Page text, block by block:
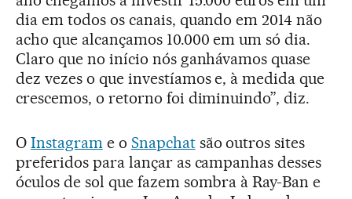
dia em todos os canais, quando em 2014 não
acho que alcançamos 10.000 em um só dia.
Claro que no início nós ganhávamos quase
dez vezes o que investíamos e, à medida que
crescemos, o retorno foi diminuindo”, diz.
O Instagram e o Snapchatsão outros sites
preferidos para lançar as campanhas desses
óculos de sol que fazem sombra à Ray-Ban e